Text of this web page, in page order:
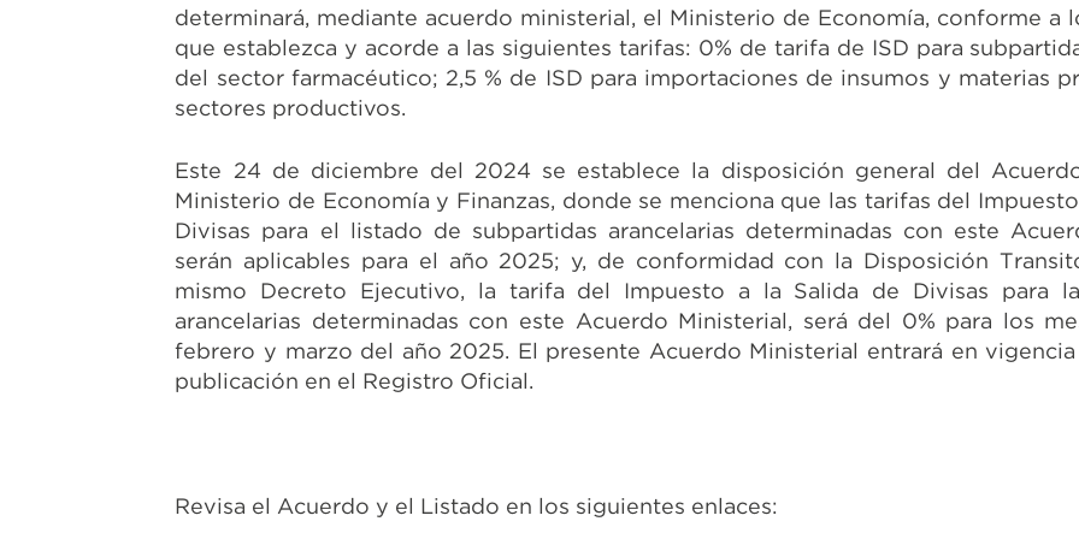
determinará, mediante acuerdo ministerial, el Ministerio de Economía, conforme a
que establezca y acorde a las siguientes tarifas: 0% de tarifa de ISD para
del sector farmacéutico; 2,5 % de ISD para importaciones de insumos y materias
sectores productivos.
Este 24 de diciembre del 2024 se establece la disposición general del
Ministerio de Economía y Finanzas, donde se menciona que las tarifas del
Divisas para el listado de subpartidas arancelarias determinadas con este
serán aplicables para el año 2025; y, de conformidad con la Disposición
mismo Decreto Ejecutivo, la tarifa del Impuesto a la Salida de Divisas para
arancelarias determinadas con este Acuerdo Ministerial, será del 0% para los
febrero y marzo del año 2025. El presente Acuerdo Ministerial entrará en
publicación en el Registro Oficial.
Revisa el Acuerdo y el Listado en los siguientes enlaces: